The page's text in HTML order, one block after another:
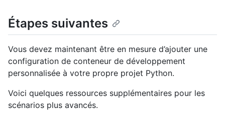
Étapes suivantes
Vous devez maintenant être en mesure d’ajouter une
configuration de conteneur de développement
personnalisée à votre propre projet Python.
Voici quelques ressources supplémentaires pour les
scénarios plus avancés.